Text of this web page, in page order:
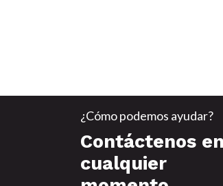
¿Cómo podemos ayudar?
Contáctenos en
cualquier